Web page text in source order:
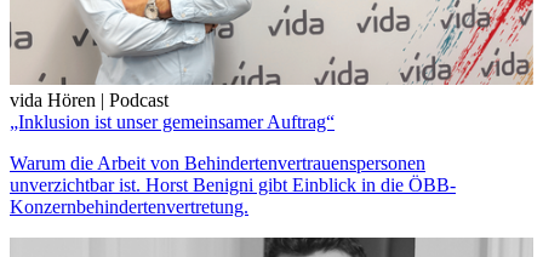
vida Hören | Podcast
„Inklusion ist unser gemeinsamer Auftrag“
Warum die Arbeit von Behindertenvertrauenspersonen
unverzichtbar ist. Horst Benigni gibt Einblick in die ÖBB-
Konzernbehindertenvertretung.